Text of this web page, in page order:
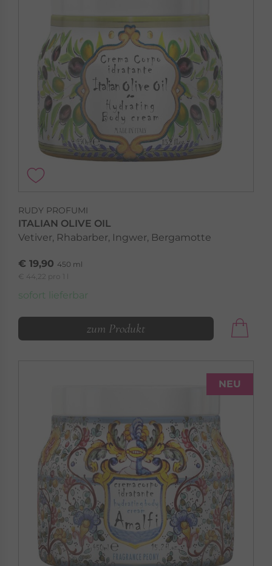
RUDY PROFUMI
ITALIAN OLIVE OIL
Vetiver, Rhabarber, Ingwer, Bergamotte
€ 19,90 450 ml
€ 44,22 pro 1 l
sofort lieferbar
zum Produkt
NEU